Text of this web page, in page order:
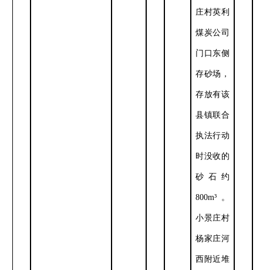
庄村英利
煤炭公司
门口东侧
存砂场，
存放有该
县镇联合
执法行动
时没收的
砂石约
800m³。
小景庄村
杨家庄河
西附近堆